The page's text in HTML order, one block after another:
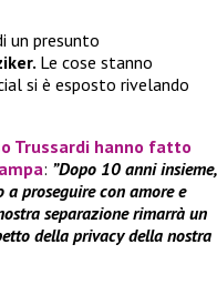
un presunto
Le cose stanno
si è esposto rivelando
Trussardi hanno fatto
: ”Dopo 10 anni insieme,
proseguire con amore e
separazione rimarrà un
della privacy della nostra